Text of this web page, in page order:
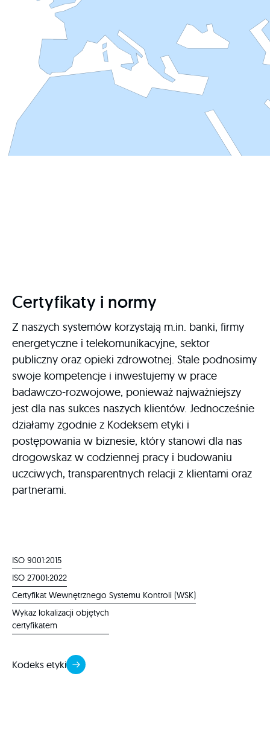
Certyfikaty i normy
Z naszych systemów korzystają m.in. banki, firmy
energetyczne i telekomunikacyjne, sektor
publiczny oraz opieki zdrowotnej. Stale podnosimy
swoje kompetencje i inwestujemy w prace
badawczo-rozwojowe, ponieważ najważniejszy
jest dla nas sukces naszych klientów. Jednocześnie
działamy zgodnie z Kodeksem etyki i
postępowania w biznesie, który stanowi dla nas
drogowskaz w codziennej pracy i budowaniu
uczciwych, transparentnych relacji z klientami oraz
partnerami.
ISO 9001:2015
ISO 27001:2022
Certyfikat Wewnętrznego Systemu Kontroli (WSK)
Wykaz lokalizacji objętych
certyfikatem
Kodeks etyki